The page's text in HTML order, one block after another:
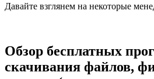
Давайте взглянем на некоторые
Обзор бесплатных
скачивания файлов,